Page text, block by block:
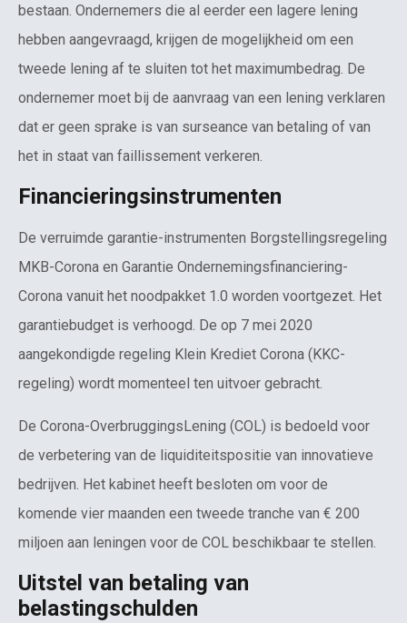
bestaan. Ondernemers die al eerder een lagere lening
hebben aangevraagd, krijgen de mogelijkheid om een
tweede lening af te sluiten tot het maximumbedrag. De
ondernemer moet bij de aanvraag van een lening verklaren
dat er geen sprake is van surseance van betaling of van
het in staat van faillissement verkeren.
Financieringsinstrumenten
De verruimde garantie-instrumenten Borgstellingsregeling
MKB-Corona en Garantie Ondernemingsfinanciering-
Corona vanuit het noodpakket 1.0 worden voortgezet. Het
garantiebudget is verhoogd. De op 7 mei 2020
aangekondigde regeling Klein Krediet Corona (KKC-
regeling) wordt momenteel ten uitvoer gebracht.
De Corona-OverbruggingsLening (COL) is bedoeld voor
de verbetering van de liquiditeitspositie van innovatieve
bedrijven. Het kabinet heeft besloten om voor de
komende vier maanden een tweede tranche van € 200
miljoen aan leningen voor de COL beschikbaar te stellen.
Uitstel van betaling van
belastingschulden